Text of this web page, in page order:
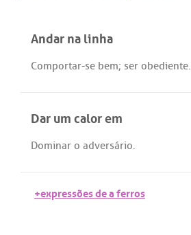
Andar na linha
Comportar-se bem; ser obediente.
Dar um calor em
Dominar o adversário.
+expressões de a ferros